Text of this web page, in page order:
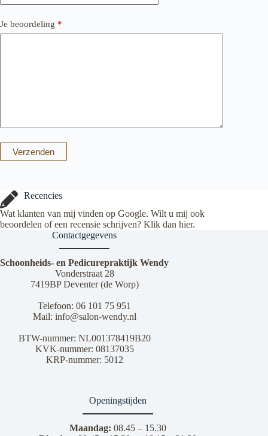
Je beoordeling *
Verzenden
Recencies
Wat klanten van mij vinden op Google. Wilt u mij ook
beoordelen of een recensie schrijven? Klik dan hier.
Contactgegevens
Schoonheids- en Pedicurepraktijk Wendy
Vonderstraat 28
7419BP Deventer (de Worp)
Telefoon: 06 101 75 951
Mail: info@salon-wendy.nl
BTW-nummer: NL001378419B20
KVK-nummer: 08137035
KRP-nummer: 5012
Openingstijden
Maandag:08.45 – 15.30